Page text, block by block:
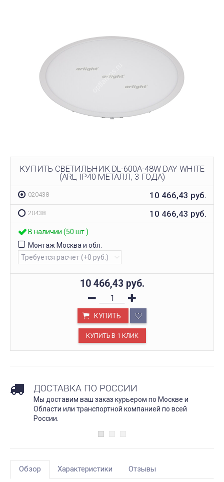
КУПИТЬ СВЕТИЛЬНИК DL-600A-48W DAY WHITE
(ARL, IP40 МЕТАЛЛ, 3 ГОДА)
020438 10 466,43 руб.
20438 10 466,43 руб.
В наличии (50 шт.)
Монтаж Москва и обл.
10 466,43 руб.
КУПИТЬ
ДОСТАВКА ПО РОССИИ
Мы доставим ваш заказ курьером по Москве и
Области или транспортной компанией по всей
России.
Обзор Характеристики Отзывы